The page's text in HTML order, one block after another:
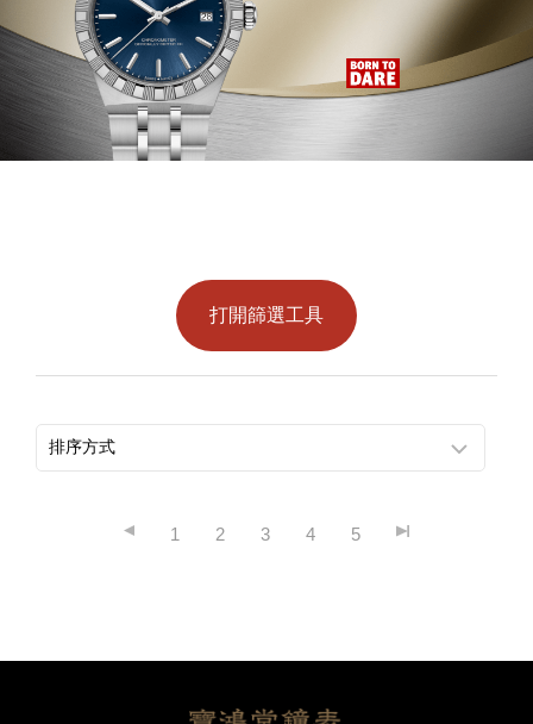
打開篩選工具
1 2 3 4 5